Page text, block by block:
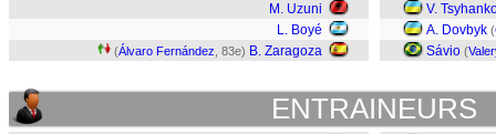
M. Uzuni
L. Boyé
(Álvaro Fernández , 83e) B. Zaragoza
V.
A. Dovbyk (
Sávio (
ENTRAINEURS